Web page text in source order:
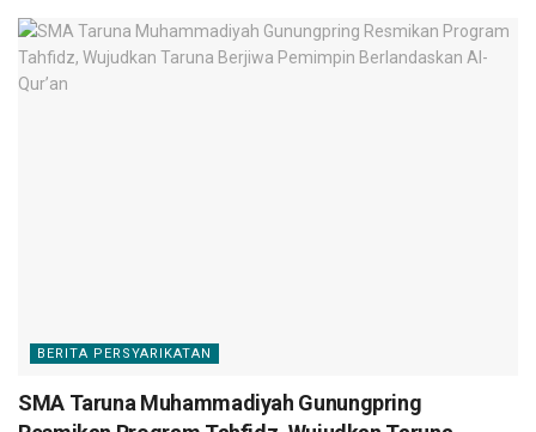
BERITA PERSYARIKATAN
SMA Taruna Muhammadiyah Gunungpring